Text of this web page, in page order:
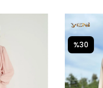
%30